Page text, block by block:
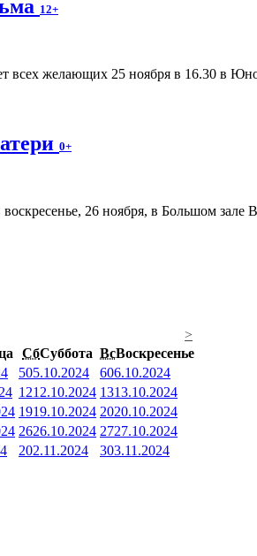
12+
всех желающих 25 ноября в 16.30 в
0+
26 ноября, в Большом зале
>
СбСуббота ВсВоскресенье
505.10.2024 606.10.2024
1212.10.2024 1313.10.2024
1919.10.2024 2020.10.2024
2626.10.2024 2727.10.2024
202.11.2024 303.11.2024